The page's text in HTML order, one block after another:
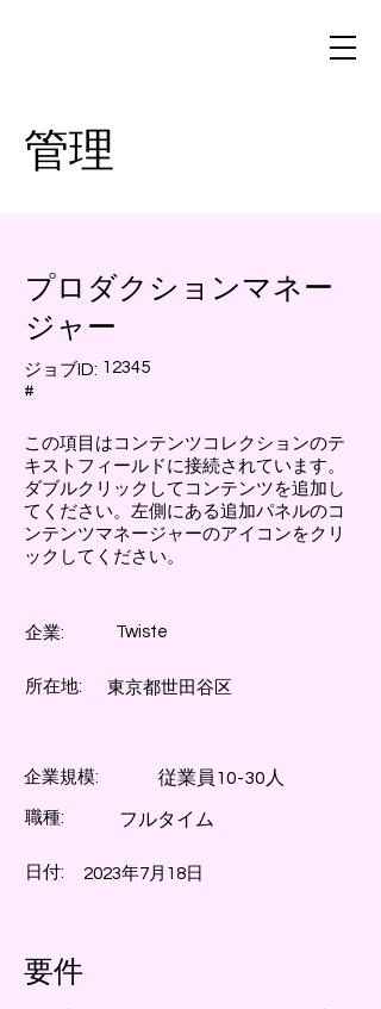
管理
プロダクションマネー
ジャー
ジョブID:
#
12345
この項目はコンテンツコレクションのテ
キストフィールドに接続されています。
ダブルクリックしてコンテンツを追加し
てください。左側にある追加パネルのコ
ンテンツマネージャーのアイコンをクリ
ックしてください。
企業: Twiste
所在地: 東京都世田谷区
企業規模: 従業員10-30人
職種: フルタイム
日付: 2023年7月18日
要件